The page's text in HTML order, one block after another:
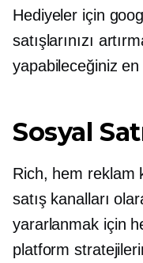
Hediyeler için
satışlarınızı
yapabileceğiniz
Sosyal
Rich, hem reklam
satış kanalları
yararlanmak için
platform